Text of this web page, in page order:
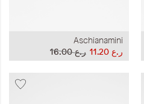
Aschianamini
ر.ع 16.00
ر.ع 11.20